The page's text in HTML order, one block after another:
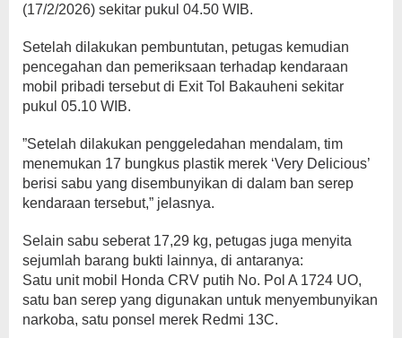
(17/2/2026) sekitar pukul 04.50 WIB.
Setelah dilakukan pembuntutan, petugas kemudian
pencegahan dan pemeriksaan terhadap kendaraan
mobil pribadi tersebut di Exit Tol Bakauheni sekitar
pukul 05.10 WIB.
​”Setelah dilakukan penggeledahan mendalam, tim
menemukan 17 bungkus plastik merek ‘Very Delicious’
berisi sabu yang disembunyikan di dalam ban serep
kendaraan tersebut,” jelasnya.
​Selain sabu seberat 17,29 kg, petugas juga menyita
sejumlah barang bukti lainnya, di antaranya:
​Satu unit mobil Honda CRV putih No. Pol A 1724 UO, ​
satu ban serep yang digunakan untuk menyembunyikan
narkoba, satu ponsel merek Redmi 13C.